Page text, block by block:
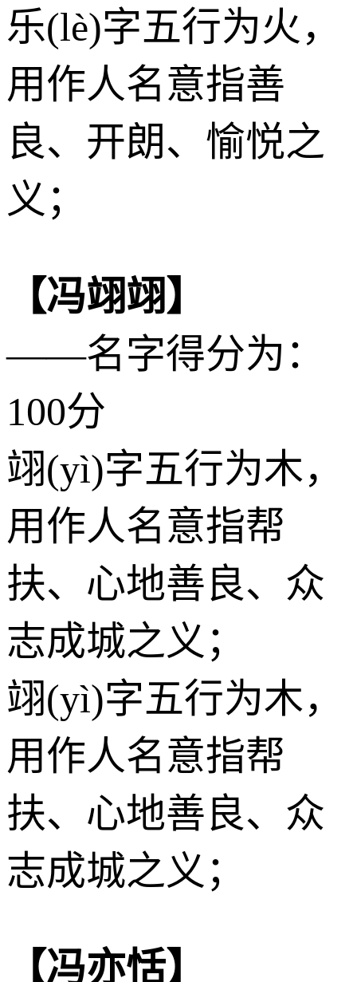
乐(lè)字五行为火 ，
用作人名意指善
良、开朗、愉悦之
义；
【冯翊翊】
——名字得分为：
100分
翊(yì)字五行为木，
用作人名意指帮
扶、心地善良、众
志成城之义；
翊(yì)字五行为木，
用作人名意指帮
扶、心地善良、众
志成城之义；
【冯亦恬】